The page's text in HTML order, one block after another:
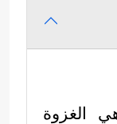
الغزوة